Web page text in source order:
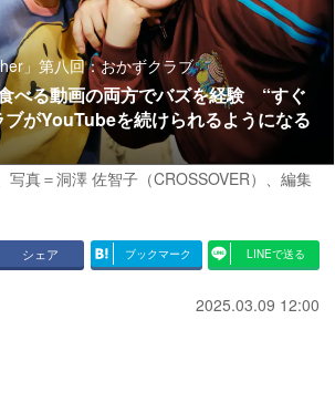
」第八回：おかずクラブ
べる動画の両方でバズを経験 “すぐ
がYouTubeを続けられるようになる
写真＝洞澤 佐智子（CROSSOVER） 、 編集
シェア ブックマーク LINEで送る
2025.03.09 12:00